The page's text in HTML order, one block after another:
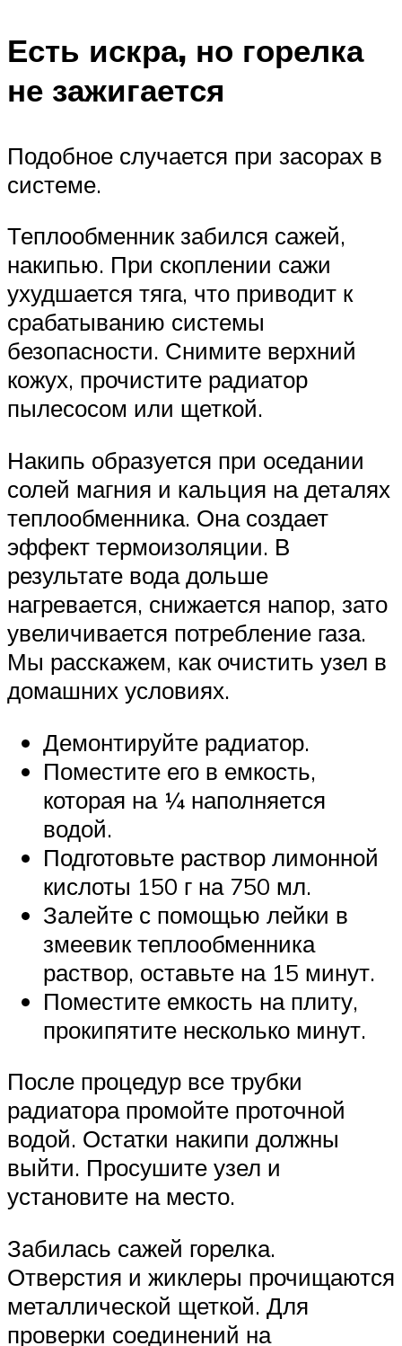
Есть искра, но горелка
не зажигается
Подобное случается при засорах в
системе.
Теплообменник забился сажей,
накипью. При скоплении сажи
ухудшается тяга, что приводит к
срабатыванию системы
безопасности. Снимите верхний
кожух, прочистите радиатор
пылесосом или щеткой.
Накипь образуется при оседании
солей магния и кальция на деталях
теплообменника. Она создает
эффект термоизоляции. В
результате вода дольше
нагревается, снижается напор, зато
увеличивается потребление газа.
Мы расскажем, как очистить узел в
домашних условиях.
Демонтируйте радиатор.
Поместите его в емкость,
которая на ¼ наполняется
водой.
Подготовьте раствор лимонной
кислоты 150 г на 750 мл.
Залейте с помощью лейки в
змеевик теплообменника
раствор, оставьте на 15 минут.
Поместите емкость на плиту,
прокипятите несколько минут.
После процедур все трубки
радиатора промойте проточной
водой. Остатки накипи должны
выйти. Просушите узел и
установите на место.
Забилась сажей горелка.
Отверстия и жиклеры прочищаются
металлической щеткой. Для
проверки соединений на